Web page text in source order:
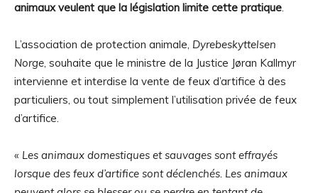
animaux veulent que la législation limite cette pratique.
L’association de protection animale, Dyrebeskyttelsen
Norge, souhaite que le ministre de la Justice Jøran Kallmyr
intervienne et interdise la vente de feux d’artifice à des
particuliers, ou tout simplement l’utilisation privée de feux
d’artifice.
« Les animaux domestiques et sauvages sont effrayés
lorsque des feux d’artifice sont déclenchés. Les animaux